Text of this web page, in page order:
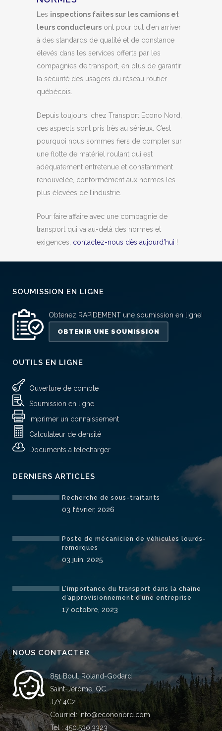
Les inspections faites sur les camions et
leurs conducteurs ont pour but d’en arriver
à des standards de qualité et de constance
élevés dans les services offerts par les
compagnies de transport, en plus de garantir
la sécurité des usagers du réseau routier
québécois.
Depuis toujours, chez Transport Econo Nord,
ces aspects sont pris très au sérieux. C’est
pourquoi nous sommes fiers de compter sur
une flotte de matériel roulant qui est
adéquatement entretenue et constamment
renouvelée, conformément aux normes les
plus élevées de l’industrie.
Pour faire affaire avec une compagnie de
transport qui va au-delà des normes et
exigences, contactez-nous dès aujourd’hui !
SOUMISSION EN LIGNE
Obtenez RAPIDEMENT une soumission en ligne!
OBTENIR UNE SOUMISSION
OUTILS EN LIGNE
Ouverture de compte
Soumission en ligne
Imprimer un connaissement
Calculateur de densité
Documents à télécharger
DERNIERS ARTICLES
Recherche de sous-traitants
03 février, 2026
Poste de mécanicien de véhicules lourds-
remorques
03 juin, 2025
L’importance du transport dans la chaîne
d’approvisionnement d’une entreprise
17 octobre, 2023
NOUS CONTACTER
851 Boul. Roland-Godard
Saint-Jérôme, QC
J7Y 4C2
Courriel: info@econonord.com
Tél : 450.530.3323